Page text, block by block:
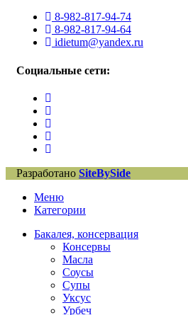
8-982-817-94-74
8-982-817-94-64
idietum@yandex.ru
Социальные сети:
Разработано SiteBySide
Меню
Категории
Бакалея, консервация
Консервы
Масла
Соусы
Супы
Уксус
Урбеч